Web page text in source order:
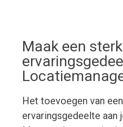
Maak een sterk
Het toevoegen van
ervaringsgedeelte aan